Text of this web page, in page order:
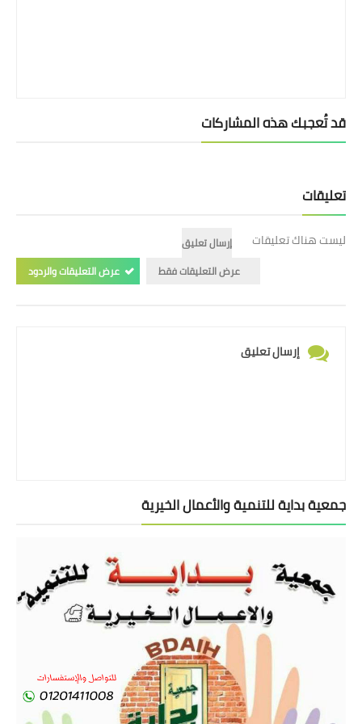
قد تُعجبك هذه المشاركات
تعليقات
ليست هناك تعليقات
إرسال تعليق
عرض التعليقات فقط
عرض التعليقات والردود
إرسال تعليق
جمعية بداية للتنمية والأعمال الخيرية